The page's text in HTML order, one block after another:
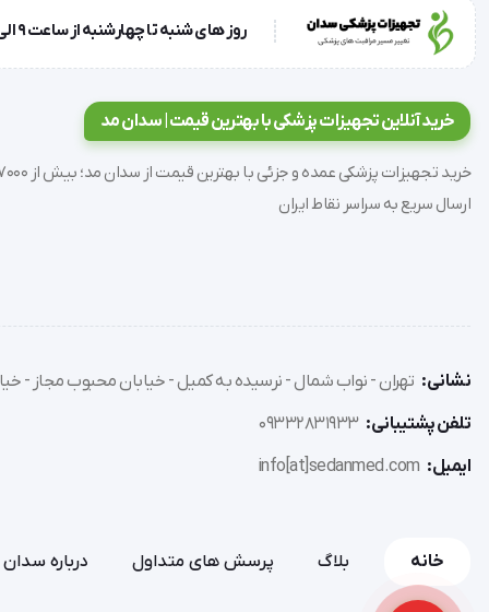
ویژگی‌ و مشخصات فنی:
کشورساخت: ایران
جنس بدنه: آلومینیومی مقاوم
وزن واکر: ۳ کیلوگرم
قابلیت تنظیم ارتفاع: از ۴۱ تا ۵۴ سانتی‌متر
در مراحل رشد و بازتوانی حرکتی ایفا کند.
انتخابی مناسب برای خانواده‌هایی که به دنبال کیفیت،
روز های شنبه تا چهارشنبه از ساعت 9 الی 17 و روز پنجشنبه ساعت 9 الی 13
خرید آنلاین تجهیزات پزشکی با بهترین قیمت | سدان مد
ارسال سریع به سراسر نقاط ایران
نشانی: تهران - نواب شمال - نرسیده به کمیل - خیابان محبوب مجاز -
تلفن پشتیبانی: 09332831933
ایمیل: info[at]sedanmed.com
خانه بلاگ پرسش های متداول درباره